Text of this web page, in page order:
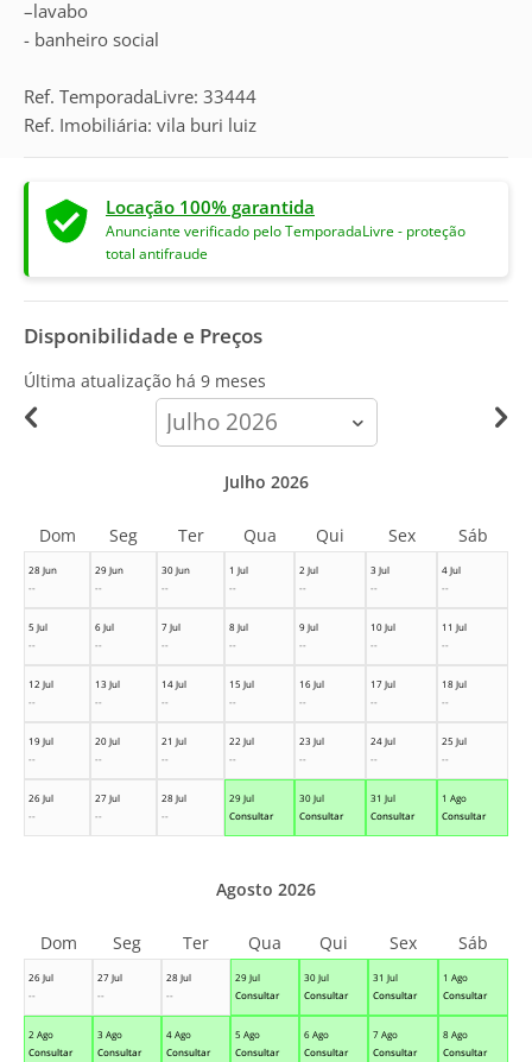
–lavabo
- banheiro social
Ref. TemporadaLivre: 33444
Ref. Imobiliária: vila buri luiz
Locação 100% garantida
Anunciante verificado pelo TemporadaLivre - proteção
total antifraude
Disponibilidade e Preços
Última atualização há 9 meses
calendar-
month
28 Jun
--
29 Jun
--
30 Jun
--
1 Jul
--
2 Jul
--
3 Jul
--
4 Jul
--
5 Jul
--
6 Jul
--
7 Jul
--
8 Jul
--
9 Jul
--
10 Jul
--
11 Jul
--
12 Jul
--
13 Jul
--
14 Jul
--
15 Jul
--
16 Jul
--
17 Jul
--
18 Jul
--
19 Jul
--
20 Jul
--
21 Jul
--
22 Jul
--
23 Jul
--
24 Jul
--
25 Jul
--
26 Jul
--
27 Jul
--
28 Jul
--
29 Jul
Consultar
30 Jul
Consultar
31 Jul
Consultar
1 Ago
Consultar
Julho 2026
Dom Seg Ter Qua Qui Sex Sáb
26 Jul
--
27 Jul
--
28 Jul
--
29 Jul
Consultar
30 Jul
Consultar
31 Jul
Consultar
1 Ago
Consultar
2 Ago
Consultar
3 Ago
Consultar
4 Ago
Consultar
5 Ago
Consultar
6 Ago
Consultar
7 Ago
Consultar
8 Ago
Consultar
Agosto 2026
Dom Seg Ter Qua Qui Sex Sáb